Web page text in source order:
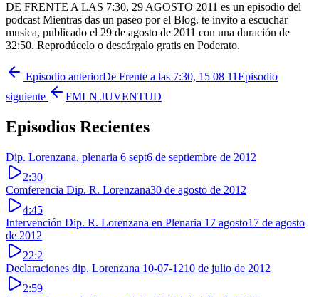
DE FRENTE A LAS 7:30, 29 AGOSTO 2011 es un episodio del
podcast Mientras das un paseo por el Blog. te invito a escuchar
musica, publicado el 29 de agosto de 2011 con una duración de
32:50. Reprodúcelo o descárgalo gratis en Poderato.
Episodio anteriorDe Frente a las 7:30, 15 08 11Episodio
siguiente
FMLN JUVENTUD
Episodios Recientes
Dip. Lorenzana, plenaria 6 sept6 de septiembre de 2012
2:30
Comferencia Dip. R. Lorenzana30 de agosto de 2012
4:45
Intervención Dip. R. Lorenzana en Plenaria 17 agosto17 de agosto
de 2012
22:2
Declaraciones dip. Lorenzana 10-07-1210 de julio de 2012
2:59